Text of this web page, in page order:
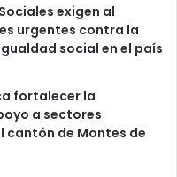
exigen al
urgentes contra la
social en el país
fortalecer la
a sectores
cantón de Montes de